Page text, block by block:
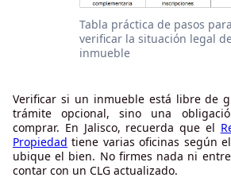
Tabla práctica de pasos para
verificar la situación legal
inmueble
Verificar si un inmueble está libre de
trámite opcional, sino una
comprar. En Jalisco, recuerda que el
Propiedad tiene varias oficinas según
ubique el bien. No firmes nada ni
contar con un CLG actualizado.